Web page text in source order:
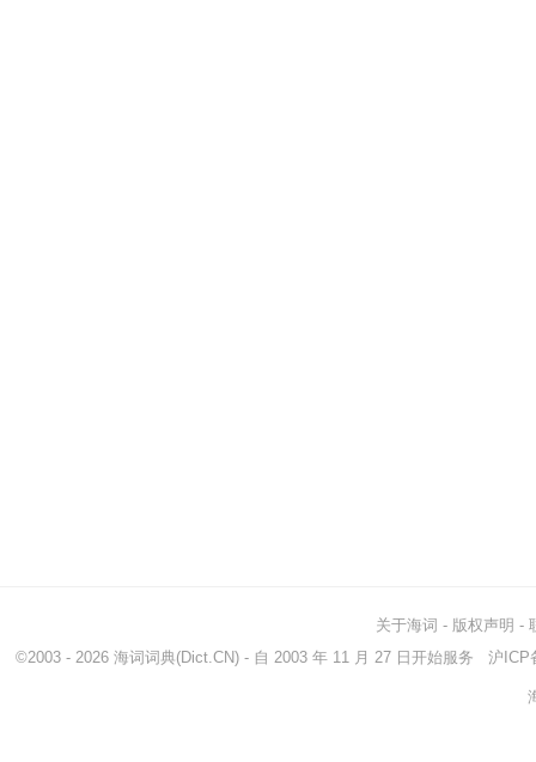
关于海词 - 版权声明 -
©2003 - 2026 海词词典(Dict.CN) - 自 2003 年 11 月 27 日开始服务 沪ICP